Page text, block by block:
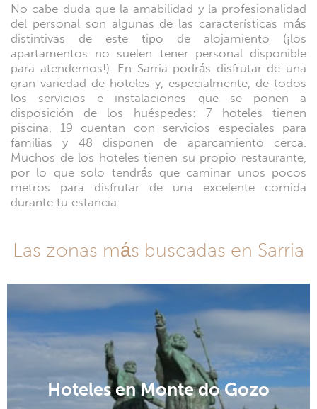
No cabe duda que la amabilidad y la profesionalidad
del personal son algunas de las características más
distintivas de este tipo de alojamiento (¡los
apartamentos no suelen tener personal disponible
para atendernos!). En Sarria podrás disfrutar de una
gran variedad de hoteles y, especialmente, de todos
los servicios e instalaciones que se ponen a
disposición de los huéspedes: 7 hoteles tienen
piscina, 19 cuentan con servicios especiales para
familias y 48 disponen de aparcamiento cerca.
Muchos de los hoteles tienen su propio restaurante,
por lo que solo tendrás que caminar unos pocos
metros para disfrutar de una excelente comida
durante tu estancia.
Las zonas más buscadas en Sarria
Hoteles en Monte do Gozo